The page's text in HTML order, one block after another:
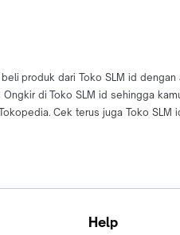
produk dari Toko SLM id
di Toko SLM id sehingga
Cek terus juga Toko
Help